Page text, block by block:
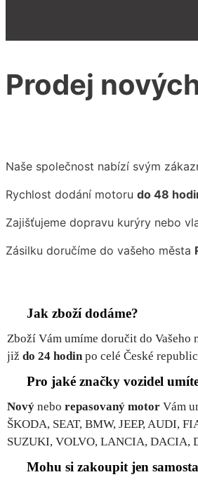
Prodej
Naše společnost nabízí svým
Rychlost dodání motoru do 48
Zajišťujeme dopravu kurýry nebo
Zásilku doručíme do vašeho města
Jak zboží dodáme?
Zboží Vám umíme doručit do Vašeho
již do 24 hodin po celé České
Pro jaké značky vozidel
Nový nebo repasovaný motor Vám
ŠKODA, SEAT, BMW, JEEP, AUDI,
SUZUKI, VOLVO, LANCIA, DACIA,
Mohu si zakoupit jen